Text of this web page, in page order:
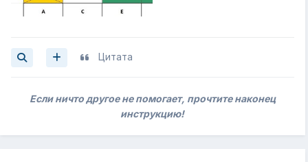
Цитата
Если ничто другое не помогает, прочтите наконец
инструкцию!